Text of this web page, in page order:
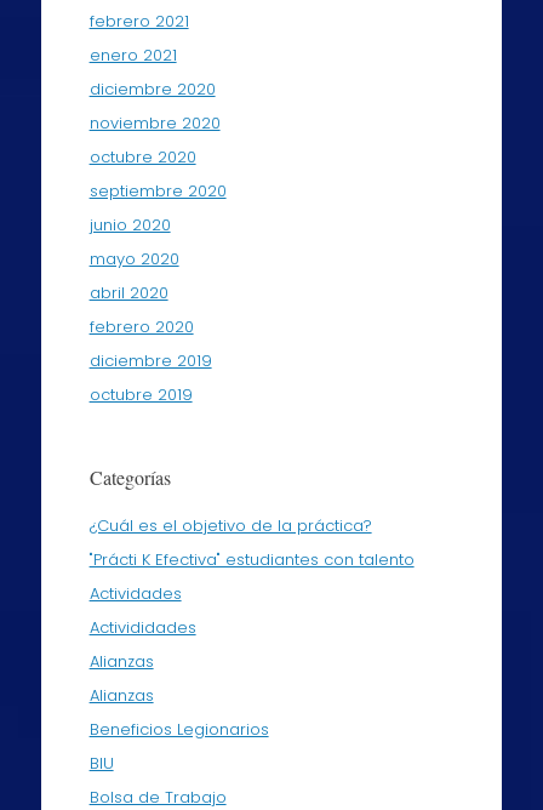
febrero 2021
enero 2021
diciembre 2020
noviembre 2020
octubre 2020
septiembre 2020
junio 2020
mayo 2020
abril 2020
febrero 2020
diciembre 2019
octubre 2019
Categorías
¿Cuál es el objetivo de la práctica?
"Prácti K Efectiva" estudiantes con talento
Actividades
Activididades
Alianzas
Alianzas
Beneficios Legionarios
BIU
Bolsa de Trabajo